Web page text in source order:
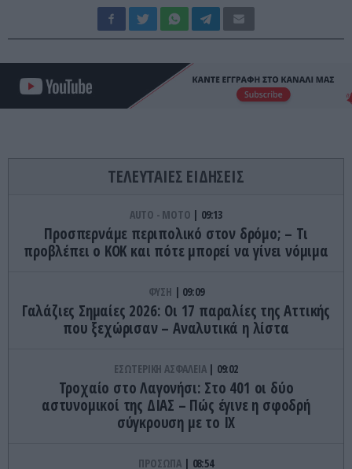
ΤΕΛΕΥΤΑΙΕΣ ΕΙΔΗΣΕΙΣ
AUTO - MOTO 09:13
Προσπερνάμε περιπολικό στον δρόμο; – Τι
προβλέπει ο ΚΟΚ και πότε μπορεί να γίνει νόμιμα
ΦΥΣΗ 09:09
Γαλάζιες Σημαίες 2026: Οι 17 παραλίες της Αττικής
που ξεχώρισαν – Αναλυτικά η λίστα
ΕΣΩΤΕΡΙΚΗ ΑΣΦΑΛΕΙΑ 09:02
Τροχαίο στο Λαγονήσι: Στο 401 οι δύο
αστυνομικοί της ΔΙΑΣ – Πώς έγινε η σφοδρή
σύγκρουση με το ΙΧ
ΠΡΟΣΩΠΑ 08:54